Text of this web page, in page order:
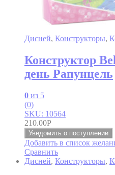
Дисней, Конструкторы,
Конструктор
день Рапунцель
0 из 5
(0)
SKU: 10564
210.00Р
Уведомить о поступлении
Добавить в список
Сравнить
Дисней, Конструкторы,